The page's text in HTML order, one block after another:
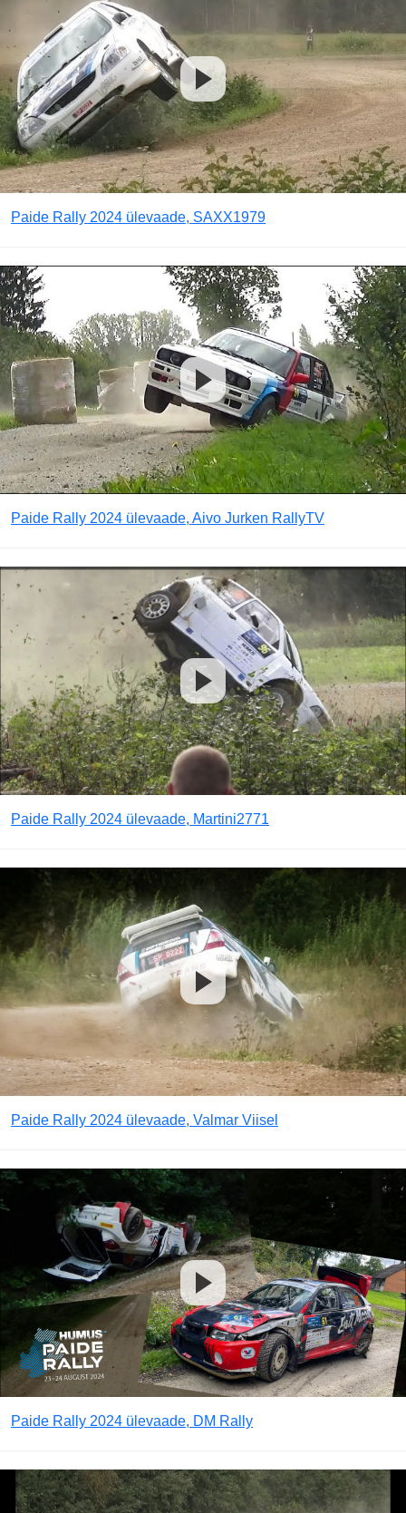
Paide Rally 2024 ülevaade, SAXX1979
Paide Rally 2024 ülevaade, Aivo Jurken RallyTV
Paide Rally 2024 ülevaade, Martini2771
Paide Rally 2024 ülevaade, Valmar Viisel
Paide Rally 2024 ülevaade, DM Rally